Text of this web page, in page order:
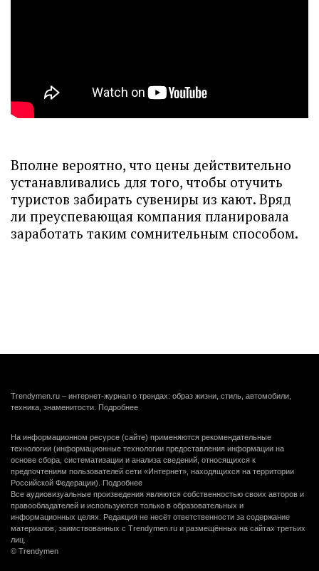
Вполне вероятно, что цены действительно
устанавливались для того, чтобы отучить
туристов забирать сувениры из кают. Вряд
ли преуспевающая компания планировала
заработать таким сомнительным способом.
Trendymen.ru – интернет-журнал о трендах: образ жизни, стиль, автомобили,
техника, знаменитости. Подробнее
На информационном ресурсе (сайте) применяются рекомендательные
технологии (информационные технологии предоставления информации на
основе сбора, систематизации и анализа сведений, относящихся к
предпочтениям пользователей сети «Интернет», находящихся на территории
Российской Федерации). Подробнее
Все аудиовизуальные произведения являются собственностью своих авторов и
правообладателей и используются только в образовательных и
информационных целях. Редакция не несёт ответственности за содержание
материалов, заимствованных с Trendymen.ru и размещённых на сайтах третьих
лиц.
© Trendymen